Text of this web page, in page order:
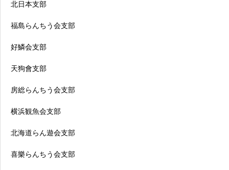
北日本支部
福島らんちう会支部
好鱗会支部
天狗會支部
房総らんちう会支部
横浜観魚会支部
北海道らん遊会支部
喜樂らんちう会支部